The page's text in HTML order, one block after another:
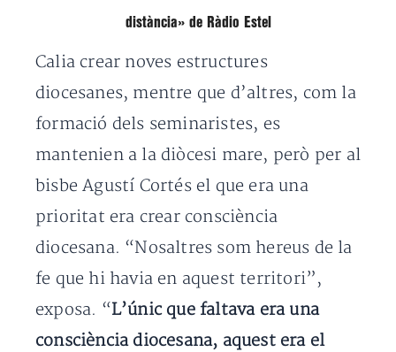
distància» de Ràdio Estel
Calia crear noves estructures
diocesanes, mentre que d’altres, com la
formació dels seminaristes, es
mantenien a la diòcesi mare, però per al
bisbe Agustí Cortés el que era una
prioritat era crear consciència
diocesana. “Nosaltres som hereus de la
fe que hi havia en aquest territori”,
exposa. “L’únic que faltava era una
consciència diocesana, aquest era el